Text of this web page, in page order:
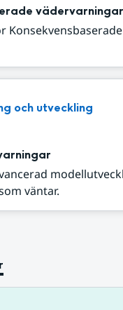
Konsekvensbaserade
och utveckling
väntar.